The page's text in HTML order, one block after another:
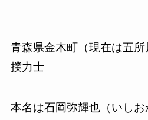
青森県金木町（現在は五
撲力士
本名は石岡弥輝也（いし